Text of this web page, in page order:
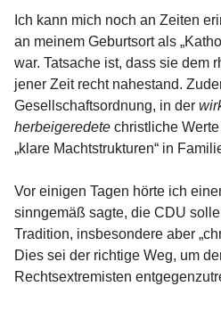
Ich kann mich noch an Zeiten
an meinem Geburtsort als
war. Tatsache ist, dass sie dem
jener Zeit recht nahestand.
Gesellschaftsordnung, in der
herbeigeredete christliche
„klare Machtstrukturen“ in
Vor einigen Tagen hörte ich
sinngemäß sagte, die CDU
Tradition, insbesondere aber
Dies sei der richtige Weg, um
Rechtsextremisten